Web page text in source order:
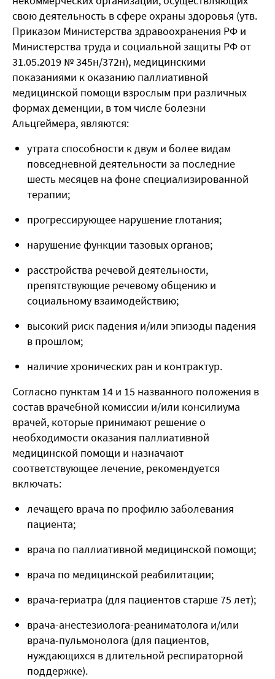
свою деятельность в сфере охраны здоровья (утв.
Приказом Министерства здравоохранения РФ и
Министерства труда и социальной защиты РФ от
31.05.2019 № 345н/372н), медицинскими
показаниями к оказанию паллиативной
медицинской помощи взрослым при различных
формах деменции, в том числе болезни
Альцгеймера, являются:
утрата способности к двум и более видам
повседневной деятельности за последние
шесть месяцев на фоне специализированной
терапии;
прогрессирующее нарушение глотания;
нарушение функции тазовых органов;
расстройства речевой деятельности,
препятствующие речевому общению и
социальному взаимодействию;
высокий риск падения и/или эпизоды падения
в прошлом;
наличие хронических ран и контрактур.
Согласно пунктам 14 и 15 названного положения в
состав врачебной комиссии и/или консилиума
врачей, которые принимают решение о
необходимости оказания паллиативной
медицинской помощи и назначают
соответствующее лечение, рекомендуется
включать:
лечащего врача по профилю заболевания
пациента;
врача по паллиативной медицинской помощи;
врача по медицинской реабилитации;
врача-гериатра (для пациентов старше 75 лет);
врача-анестезиолога-реаниматолога и/или
врача-пульмонолога (для пациентов,
нуждающихся в длительной респираторной
поддержке).